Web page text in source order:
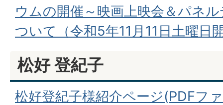
ウムの開催～映画上映会＆パネ
ついて（令和5年11月11日土曜日
松好 登紀子
松好登紀子様紹介ページ(PDFフ